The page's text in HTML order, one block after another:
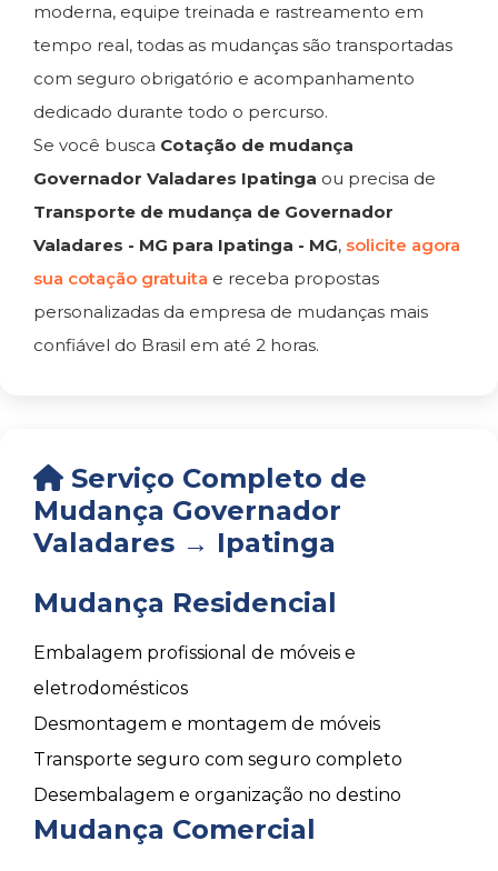
moderna, equipe treinada e rastreamento em
tempo real, todas as mudanças são transportadas
com seguro obrigatório e acompanhamento
dedicado durante todo o percurso.
Se você busca Cotação de mudança
Governador Valadares Ipatinga ou precisa de
Transporte de mudança de Governador
Valadares - MG para Ipatinga - MG, solicite agora
sua cotação gratuita e receba propostas
personalizadas da empresa de mudanças mais
confiável do Brasil em até 2 horas.
Serviço Completo de
Mudança Governador
Valadares → Ipatinga
Mudança Residencial
Embalagem profissional de móveis e
eletrodomésticos
Desmontagem e montagem de móveis
Transporte seguro com seguro completo
Desembalagem e organização no destino
Mudança Comercial